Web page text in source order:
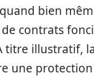
bien
contrats
titre illustratif,
une